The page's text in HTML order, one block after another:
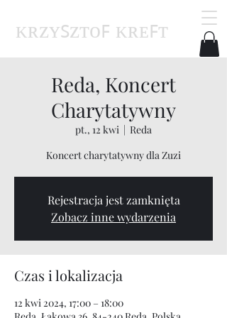
ᴋʀᴢʏꜱᴢᴛᴏꜰ ᴋʀᴇꜰᴛ
Reda, Koncert
Charytatywny
pt., 12 kwi
  |
Reda
Koncert charytatywny dla Zuzi
Rejestracja jest zamknięta
Zobacz inne wydarzenia
Czas i lokalizacja
12 kwi 2024, 17:00 – 18:00